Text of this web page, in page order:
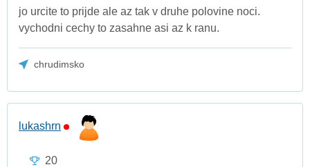
jo urcite to prijde ale az tak v druhe polovine noci.
vychodni cechy to zasahne asi az k ranu.
chrudimsko
lukashrn
20